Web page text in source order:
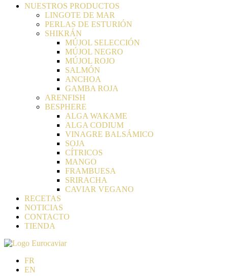
NUESTROS PRODUCTOS
LINGOTE DE MAR
PERLAS DE ESTURIÓN
SHIKRÁN
MÚJOL SELECCIÓN
MÚJOL NEGRO
MÚJOL ROJO
SALMÓN
ANCHOA
GAMBA ROJA
ARENFISH
BESPHERE
ALGA WAKAME
ALGA CODIUM
VINAGRE BALSÁMICO
SOJA
CÍTRICOS
MANGO
FRAMBUESA
SRIRACHA
CAVIAR VEGANO
RECETAS
NOTICIAS
CONTACTO
TIENDA
FR
EN